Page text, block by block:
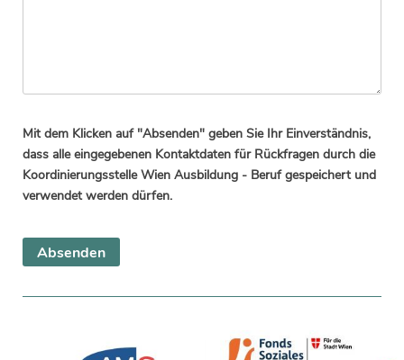
Mit dem Klicken auf "Absenden" geben Sie Ihr Einverständnis,
dass alle eingegebenen Kontaktdaten für Rückfragen durch die
Koordinierungsstelle Wien Ausbildung - Beruf gespeichert und
verwendet werden dürfen.